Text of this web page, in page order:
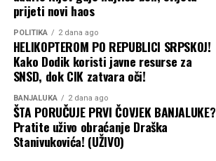
prijeti novi haos
POLITIKA 2 dana ago
HELIKOPTEROM PO REPUBLICI SRPSKOJ!
Kako Dodik koristi javne resurse za
SNSD, dok CIK zatvara oči!
BANJALUKA 2 dana ago
ŠTA PORUČUJE PRVI ČOVJEK BANJALUKE?
Pratite uživo obraćanje Draška
Stanivukovića! (UŽIVO)